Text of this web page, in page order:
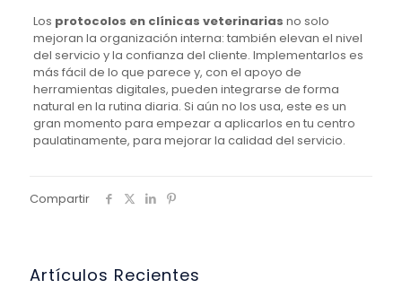
Los protocolos en clínicas veterinarias no solo
mejoran la organización interna: también elevan el nivel
del servicio y la confianza del cliente. Implementarlos es
más fácil de lo que parece y, con el apoyo de
herramientas digitales, pueden integrarse de forma
natural en la rutina diaria. Si aún no los usa, este es un
gran momento para empezar a aplicarlos en tu centro
paulatinamente, para mejorar la calidad del servicio.
Compartir
Artículos Recientes